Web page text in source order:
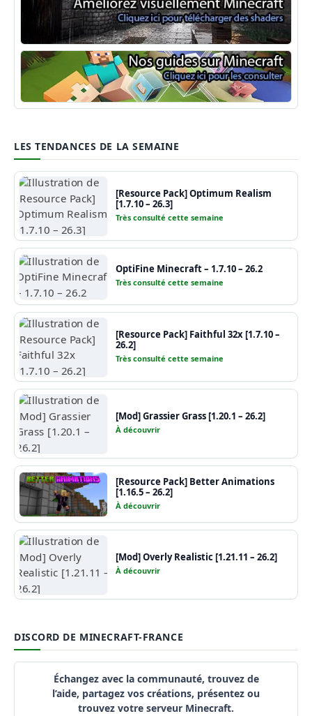
Shaders Minecraft
Guide Minecraft
LES TENDANCES DE LA SEMAINE
[Resource Pack] Optimum Realism
[1.7.10 – 26.3]
Très consulté cette semaine
OptiFine Minecraft – 1.7.10 – 26.2
Très consulté cette semaine
[Resource Pack] Faithful 32x [1.7.10 –
26.2]
Très consulté cette semaine
[Mod] Grassier Grass [1.20.1 – 26.2]
À découvrir
[Resource Pack] Better Animations
[1.16.5 – 26.2]
À découvrir
[Mod] Overly Realistic [1.21.11 – 26.2]
À découvrir
DISCORD DE MINECRAFT-FRANCE
Échangez avec la communauté, trouvez de
l’aide, partagez vos créations, présentez ou
trouvez votre serveur Minecraft.